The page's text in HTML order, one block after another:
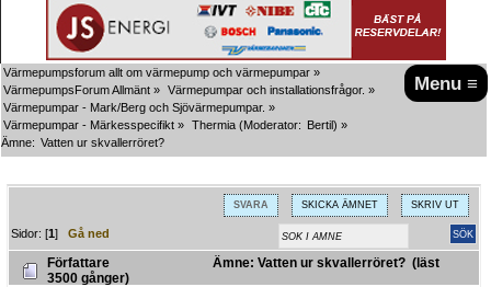
Menu ≡
Värmepumpsforum allt om värmepump och värmepumpar »
VärmepumpsForum Allmänt » Värmepumpar och installationsfrågor. »
Värmepumpar - Mark/Berg och Sjövärmepumpar. »
Värmepumpar - Märkesspecifikt » Thermia (Moderator: Bertil) »
Ämne: Vatten ur skvallerröret?
SVARA SKICKA ÄMNET SKRIV UT
Sidor: [1]Gå ned
Författare
Ämne: Vatten ur skvallerröret? (läst
3500 gånger)